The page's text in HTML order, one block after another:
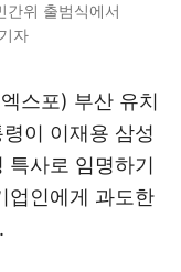
위 출범식에서
자
스포) 부산 유치
이 이재용 삼성
특사로 임명하기
업인에게 과도한